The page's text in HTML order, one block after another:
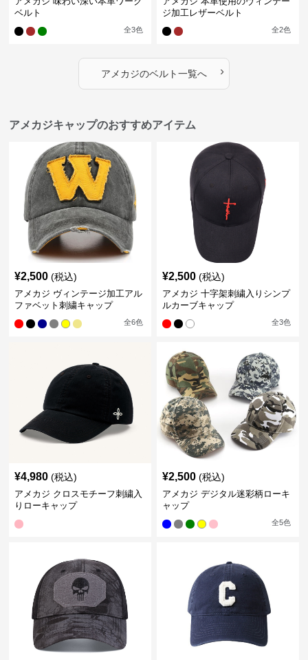
ベルト
全3色
ジ加工レザーベルト
全2色
アメカジのベルト一覧へ ›
アメカジキャップのおすすめアイテム
¥2,500 (税込)
アメカジ ヴィンテージ加工アル
ファベット刺繍キャップ
全6色
¥2,500 (税込)
アメカジ 十字架刺繍入りシンプ
ルカーブキャップ
全3色
¥4,980 (税込)
アメカジ クロスモチーフ刺繍入
りローキャップ
¥2,500 (税込)
アメカジ デジタル迷彩柄ローキ
ャップ
全5色